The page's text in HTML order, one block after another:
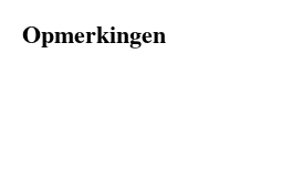
Opmerkingen